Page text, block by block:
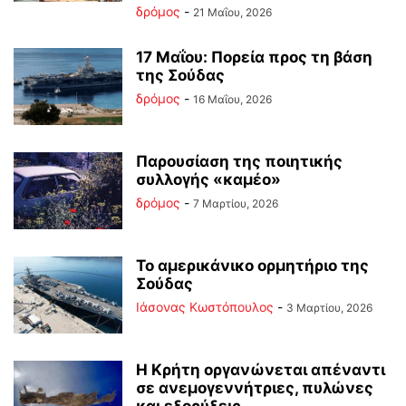
δρόμος - 21 Μαΐου, 2026
17 Μαΐου: Πορεία προς τη βάση
της Σούδας
δρόμος - 16 Μαΐου, 2026
Παρουσίαση της ποιητικής
συλλογής «καμέο»
δρόμος - 7 Μαρτίου, 2026
Το αμερικάνικο ορμητήριο της
Σούδας
Ιάσονας Κωστόπουλος - 3 Μαρτίου, 2026
Η Κρήτη οργανώνεται απέναντι
σε ανεμογεννήτριες, πυλώνες